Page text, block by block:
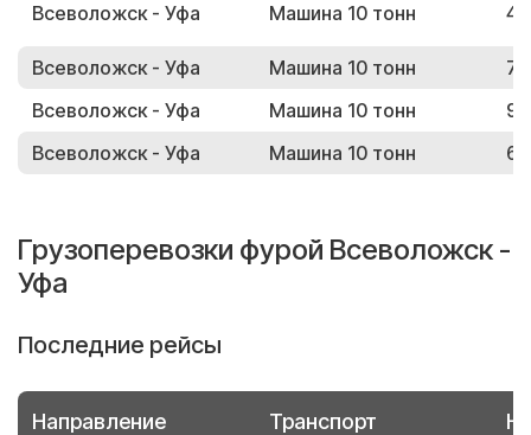
Всеволожск - Уфа Машина 10 тонн
Всеволожск - Уфа Машина 10 тонн
Всеволожск - Уфа
Машина 10 тонн
Всеволожск - Уфа
Машина 10 тонн
Грузоперевозки фурой Всеволожск -
Уфа
Последние рейсы
Направление Транспорт